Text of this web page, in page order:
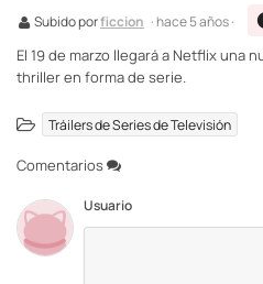
Subido porficcion · hace 5 años ·
El 19 de marzo llegará a Netflix una
thriller en forma de serie.
Tráilers de Series de Televisión
Comentarios
Usuario